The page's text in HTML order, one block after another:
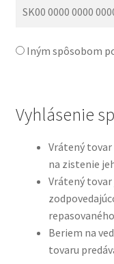
Iným spôsobom
Vyhlásenie
Vrátený
na zistenie
Vrátený
Beriem na
tovaru